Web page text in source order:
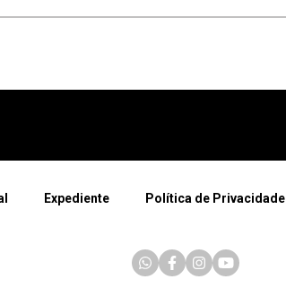
Expediente Política de Privacidade